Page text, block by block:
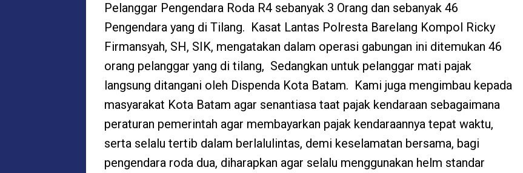
Pelanggar Pengendara Roda R4 sebanyak 3 Orang dan sebanyak 46
Pengendara yang di Tilang. Kasat Lantas Polresta Barelang Kompol Ricky
Firmansyah, SH, SIK, mengatakan dalam operasi gabungan ini ditemukan 46
orang pelanggar yang di tilang, Sedangkan untuk pelanggar mati pajak
langsung ditangani oleh Dispenda Kota Batam. Kami juga mengimbau kepada
masyarakat Kota Batam agar senantiasa taat pajak kendaraan sebagaimana
peraturan pemerintah agar membayarkan pajak kendaraannya tepat waktu,
serta selalu tertib dalam berlalulintas, demi keselamatan bersama, bagi
pengendara roda dua, diharapkan agar selalu menggunakan helm standar